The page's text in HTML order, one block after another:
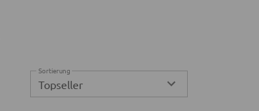
Sortierung
Topseller